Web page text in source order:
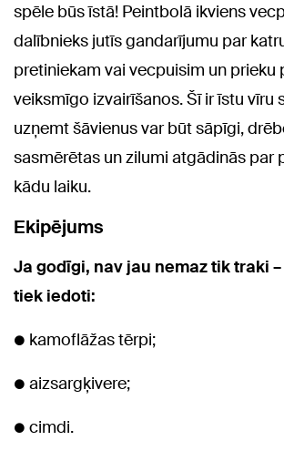
spēle būs īstā! Peintbolā ikviens
dalībnieks jutīs gandarījumu par
pretiniekam vai vecpuisim un prieku
veiksmīgo izvairīšanos. Šī ir īstu vīru
uzņemt šāvienus var būt sāpīgi,
sasmērētas un zilumi atgādinās par
kādu laiku.
Ekipējums
Ja godīgi, nav jau nemaz tik traki
tiek iedoti:
● kamoflāžas tērpi;
● aizsargķivere;
● cimdi.